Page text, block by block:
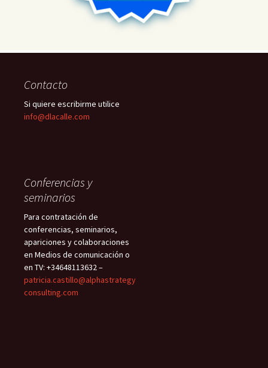
Contacto
Si quiere escribirme utilice
info@dlacalle.com
Conferencias y
seminarios
Para contratación de
conferencias, seminarios,
apariciones y colaboraciones
en Medios de comunicación o
en TV: +34648113632 –
patricia.castillo@alphastrategy
consulting.com